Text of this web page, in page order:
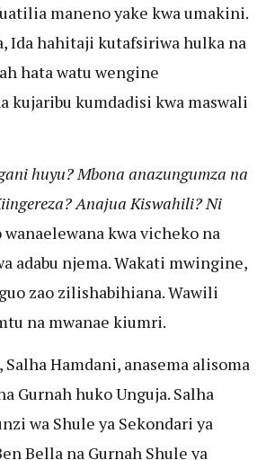
maneno yake kwa umakini.
Ida hahitaji kutafsiriwa hulka na
hata watu wengine
kujaribu kumdadisi kwa maswali
huyu? Mbona anazungumza na
Anajua Kiswahili? Ni
wanaelewana kwa vicheko na
adabu njema. Wakati mwingine,
zao zilishabihiana. Wawili
na mwanae kiumri.
Salha Hamdani, anasema alisoma
Gurnah huko Unguja. Salha
wa Shule ya Sekondari ya
Bella na Gurnah Shule ya